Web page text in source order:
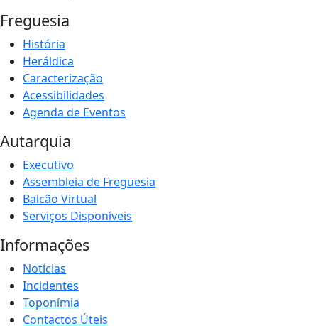
Freguesia
História
Heráldica
Caracterização
Acessibilidades
Agenda de Eventos
Autarquia
Executivo
Assembleia de Freguesia
Balcão Virtual
Serviços Disponíveis
Informações
Notícias
Incidentes
Toponímia
Contactos Úteis